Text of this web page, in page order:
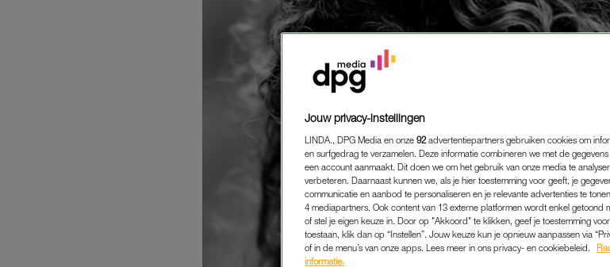
Jouw privacy-instellingen
LINDA., DPG Media en onze 92 advertentiepartners gebruiken cookies om
en surfgedrag te verzamelen. Deze informatie combineren we met de
een account aanmaakt. Dit doen we om het gebruik van onze media te
verbeteren. Daarnaast kunnen we, als je hier toestemming voor geeft, je
communicatie en aanbod te personaliseren en je relevante advertenties te
4 mediapartners. Ook content van 13 externe platformen wordt enkel getoond
of stel je eigen keuze in. Door op "Akkoord" te klikken, geef je toestemming
toestaan, klik dan op “Instellen”. Jouw keuze kun je opnieuw aanpassen via
of in de menu’s van onze apps. Lees meer in ons privacy- en cookiebeleid.
informatie.